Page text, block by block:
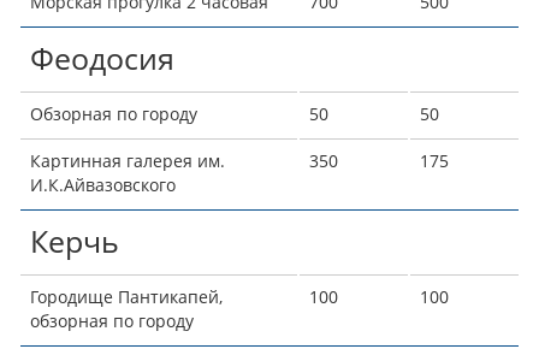
Феодосия
Обзорная по городу 50 50
Картинная галерея им.
И.К.Айвазовского
350 175
Керчь
Городище Пантикапей,
обзорная по городу
100 100